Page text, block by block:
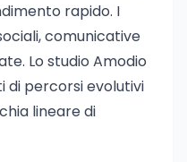
rapido. I
comunicative
Lo studio Amodio
di percorsi evolutivi
lineare di